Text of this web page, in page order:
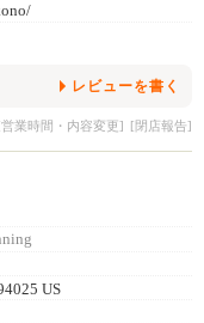
レビューを書く
業時間・内容変更] [閉店報告]
US